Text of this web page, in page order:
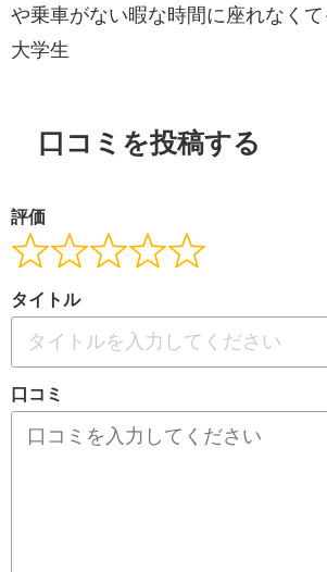
や乗車がない暇な時間に座れなくて
大学生
口コミを投稿する
評価
タイトル
口コミ